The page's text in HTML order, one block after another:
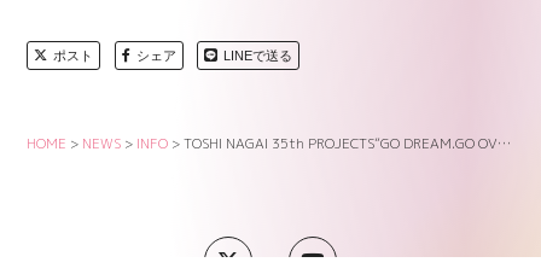
ポスト シェア LINEで送る
HOME > NEWS > INFO >TOSHI NAGAI 35th PROJECTS”GO DREAM.GO OVER.”ver.26～高知篇～が決定しました!